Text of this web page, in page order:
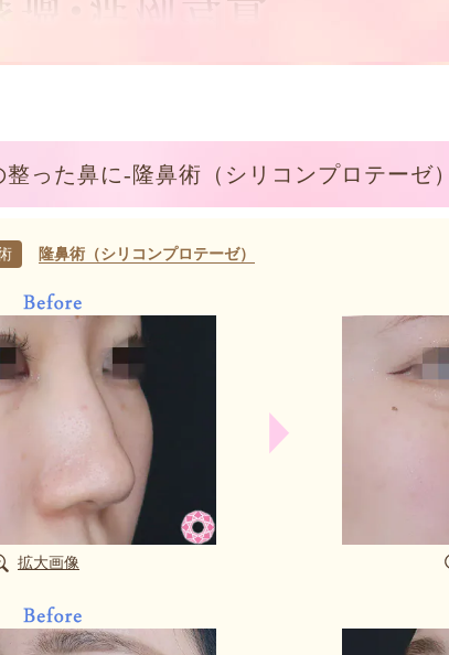
整った鼻に-隆鼻術（シリコンプロテーゼ）
隆鼻術（シリコンプロテーゼ）
拡大画像